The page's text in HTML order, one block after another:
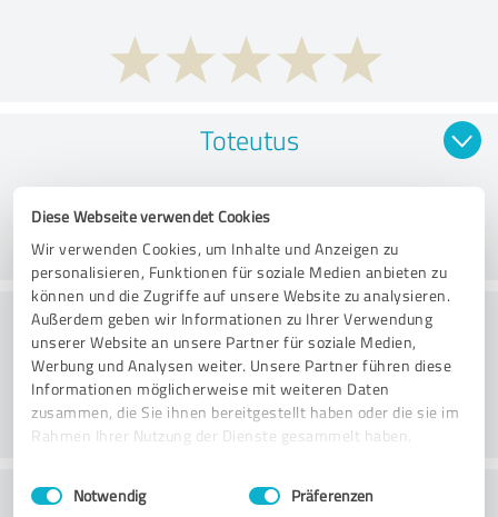
Diese Webseite verwendet Cookies
Wir verwenden Cookies, um Inhalte und Anzeigen zu
personalisieren, Funktionen für soziale Medien anbieten zu
können und die Zugriffe auf unsere Website zu analysieren.
Außerdem geben wir Informationen zu Ihrer Verwendung
unserer Website an unsere Partner für soziale Medien,
Werbung und Analysen weiter. Unsere Partner führen diese
Informationen möglicherweise mit weiteren Daten
zusammen, die Sie ihnen bereitgestellt haben oder die sie im
Rahmen Ihrer Nutzung der Dienste gesammelt haben.
Impressum Datenschutzbestimmungen
Einwilligungsauswahl
Notwendig Präferenzen
Toteutus
Konsultointi
Asiakaspalvelu